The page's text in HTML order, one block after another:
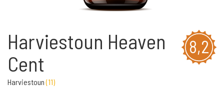
8,2
Harviestoun Heaven
Cent
Harviestoun(11)